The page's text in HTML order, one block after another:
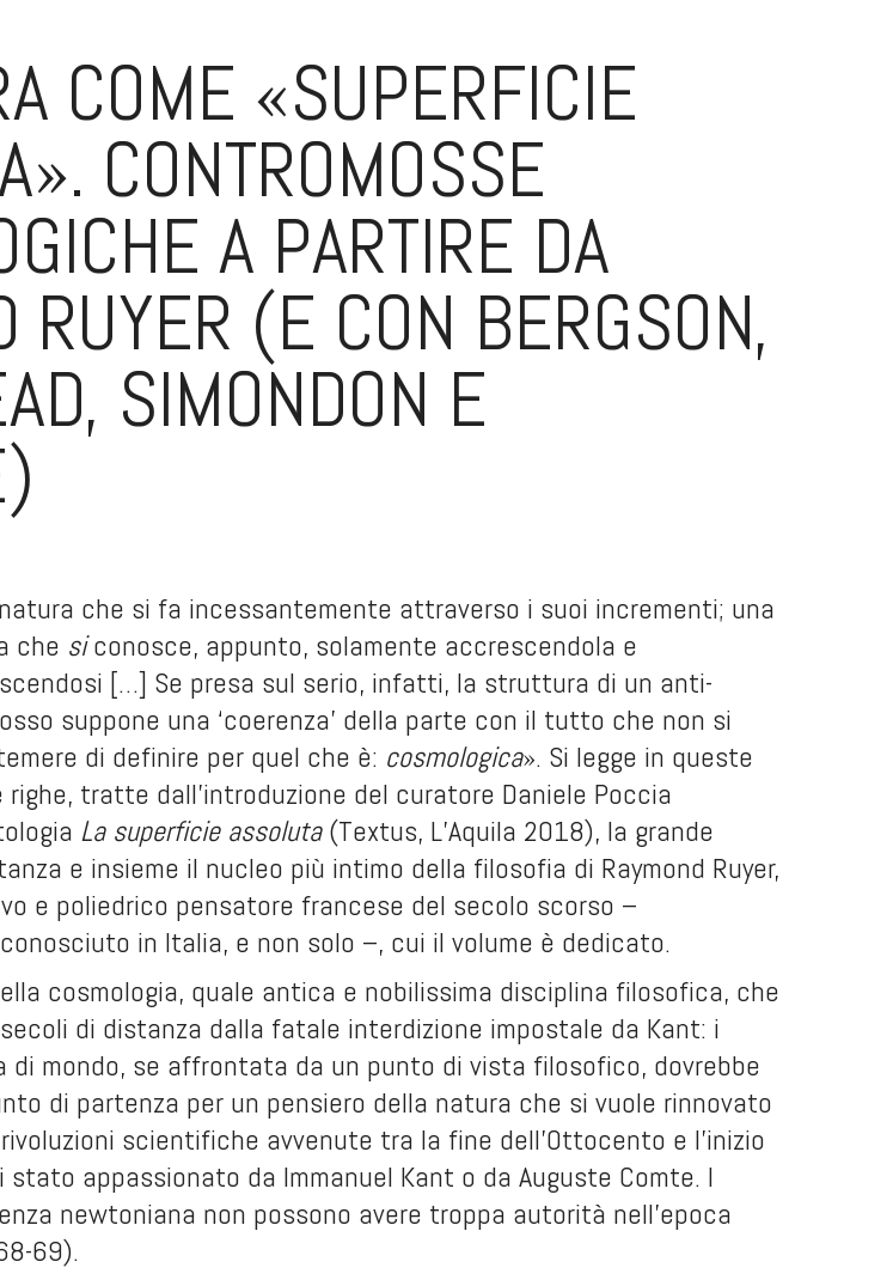
COME «SUPERFICIE
CONTROMOSSE
A PARTIRE DA
RUYER (E CON BERGSON,
SIMONDON E
che si fa incessantemente attraverso i suoi incrementi; una
che siconosce, appunto, solamente accrescendola e
[…] Se presa sul serio, infatti, la struttura di un anti-
suppone una ‘coerenza’ della parte con il tutto che non si
di definire per quel che è: cosmologica». Si legge in queste
righe, tratte dall’introduzione del curatore Daniele Poccia
La superficie assoluta(Textus, L’Aquila 2018), la grande
e insieme il nucleo più intimo della filosofia di Raymond Ruyer,
e poliedrico pensatore francese del secolo scorso –
in Italia, e non solo –, cui il volume è dedicato.
cosmologia, quale antica e nobilissima disciplina filosofica, che
di distanza dalla fatale interdizione impostale da Kant: i
di mondo, se affrontata da un punto di vista filosofico, dovrebbe
di partenza per un pensiero della natura che si vuole rinnovato
scientifiche avvenute tra la fine dell’Ottocento e l’inizio
stato appassionato da Immanuel Kant o da Auguste Comte. I
newtoniana non possono avere troppa autorità nell’epoca
69).